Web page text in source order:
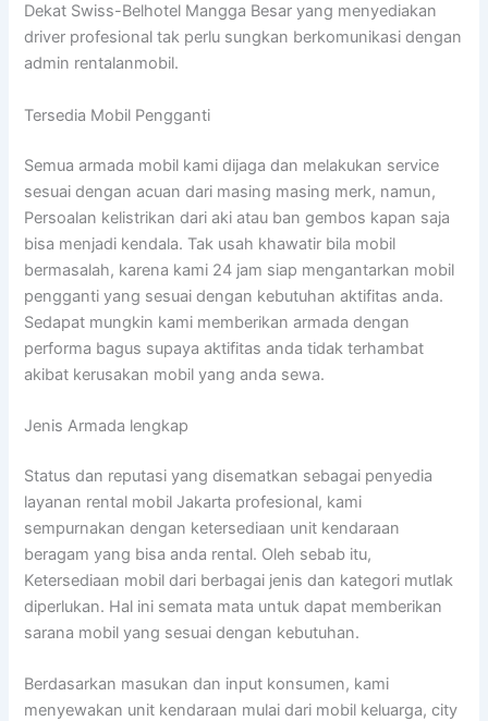
Dekat Swiss-Belhotel Mangga Besar yang menyediakan
driver profesional tak perlu sungkan berkomunikasi dengan
admin rentalanmobil.
Tersedia Mobil Pengganti
Semua armada mobil kami dijaga dan melakukan service
sesuai dengan acuan dari masing masing merk, namun,
Persoalan kelistrikan dari aki atau ban gembos kapan saja
bisa menjadi kendala. Tak usah khawatir bila mobil
bermasalah, karena kami 24 jam siap mengantarkan mobil
pengganti yang sesuai dengan kebutuhan aktifitas anda.
Sedapat mungkin kami memberikan armada dengan
performa bagus supaya aktifitas anda tidak terhambat
akibat kerusakan mobil yang anda sewa.
Jenis Armada lengkap
Status dan reputasi yang disematkan sebagai penyedia
layanan rental mobil Jakarta profesional, kami
sempurnakan dengan ketersediaan unit kendaraan
beragam yang bisa anda rental. Oleh sebab itu,
Ketersediaan mobil dari berbagai jenis dan kategori mutlak
diperlukan. Hal ini semata mata untuk dapat memberikan
sarana mobil yang sesuai dengan kebutuhan.
Berdasarkan masukan dan input konsumen, kami
menyewakan unit kendaraan mulai dari mobil keluarga, city